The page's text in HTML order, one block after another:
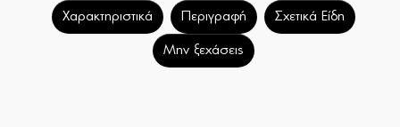
Χαρακτηριστικά Περιγραφή Σχετικά Είδη
Μην ξεχάσεις